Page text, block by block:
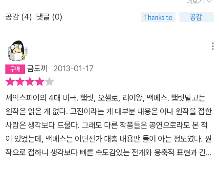
은 떨어지게 느껴진다. 그래서 다른 작품보다 내게는 조금 심심했다.
얼마든 맥베스란 인물은 변화되거나 입체화될 수 있었다. 그러나 그
는 의심 없이 아니 수동적으로 받아들인다. 그리고 다소 주저하지만
(갈등 때문에) 일단 나아간다. 당신의 얼굴은 책과 같아 낯선 걸 읽을
수 있어요.세상을 속이려면 세상처럼 보이세요. 눈과 손과 혀로써환
영을 표하세요. 순진한 꽃 같지만 그 밑의 뱀이 되는겁니다. ㅡ 33쪽,
맥베스 부인.맥베스가 고민하는 동안에도 맥베스 부인은 흔들림 없이
그의 욕망을 부추긴다. <눈앞의 공포보다 끔찍한 상상이 더 무서운
법>이 말하던 맥베스는 <올 테면 오라지, 날이 암만 험악해도 세월은
흐른다>며 목표를 향해 나아가지만 결국 비극을 맞는다. 꺼져라, 짧
의 ‘4대 비극’이라는 타이틀 때문이었고,읽어보니 디테일이 하나도
기억에 없는 것을 보면 처음 읽는 것은 확실하다.이렇게 분명히 읽었
다고 홀로 착각하고 있는 고전이 숱하게 있을 것이다.2018. apr.
공감 (4) 댓글 (0)
금도끼 2013-01-17
셰익스피어의 4대 비극. 햄릿, 오셀로, 리어왕, 맥베스. 햄릿말고는
원작은 읽은 게 없다. 고전이라는 게 대부분 내용은 아나 원작을 접한
사람은 생각보다 드물다. 그래도 다른 작품들은 공연으로라도 본 적
이 있었는데, 맥베스는 어딘선가 대충 내용만 들어 아는 정도였다. 원
작으로 접하니 생각보다 빠른 속도감있는 전개와 응축적 표현과 긴장